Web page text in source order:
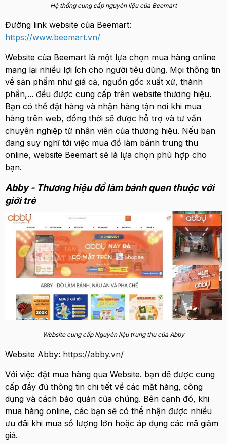
Hệ thống cung cấp nguyên liệu của Beemart
Đường link website của Beemart:
https://www.beemart.vn/
Website của Beemart là một lựa chọn mua hàng online
mang lại nhiều lợi ích cho người tiêu dùng. Mọi thông tin
về sản phẩm như giá cả, nguồn gốc xuất xứ, thành
phần,... đều được cung cấp trên website thương hiệu.
Bạn có thể đặt hàng và nhận hàng tận nơi khi mua
hàng trên web, đồng thời sẽ được hỗ trợ và tư vấn
chuyên nghiệp từ nhân viên của thương hiệu. Nếu bạn
đang suy nghĩ tới việc mua đồ làm bánh trung thu
online, website Beemart sẽ là lựa chọn phù hợp cho
bạn.
Abby - Thương hiệu đồ làm bánh quen thuộc với
giới trẻ
Website cung cấp Nguyên liệu trung thu của Abby
Website Abby: https://abby.vn/
Với việc đặt mua hàng qua Website. bạn dẽ được cung
cấp đầy đủ thông tin chi tiết về các mặt hàng, công
dụng và cách bảo quản của chúng. Bên cạnh đó, khi
mua hàng online, các bạn sẽ có thể nhận được nhiều
ưu đãi khi mua số lượng lớn hoặc áp dụng các mã giảm
giá.